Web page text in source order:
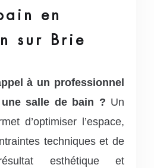
en
sur Brie
à un professionnel
salle de bain ? Un
d’optimiser l’espace,
techniques et de
esthétique et